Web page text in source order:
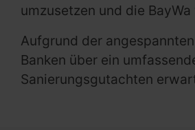
umzusetzen und die
Aufgrund der
Banken über ein
Sanierungsgutachten